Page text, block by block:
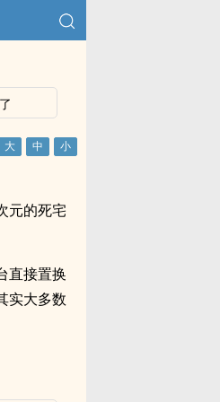
元的死宅
直接置换
实大多数